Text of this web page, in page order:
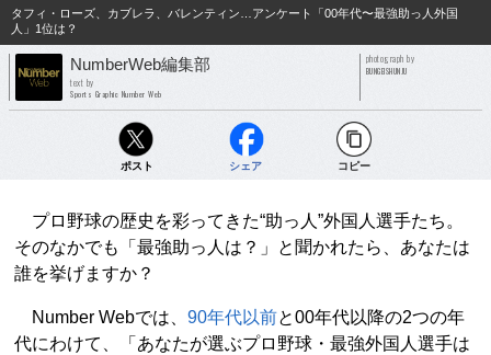
タフィ・ローズ、カブレラ、バレンティン…アンケート「00年代〜最強助っ人外国
人」1位は？
NumberWeb編集部
text by
Sports Graphic Number Web
photograph by
BUNGEISHUNJU
ポスト シェア コピー
プロ野球の歴史を彩ってきた“助っ人”外国人選手たち。
そのなかでも「最強助っ人は？」と聞かれたら、あなたは
誰を挙げますか？
Number Webでは、 90年代以前と00年代以降の2つの年
代にわけて、「あなたが選ぶプロ野球・最強外国人選手は